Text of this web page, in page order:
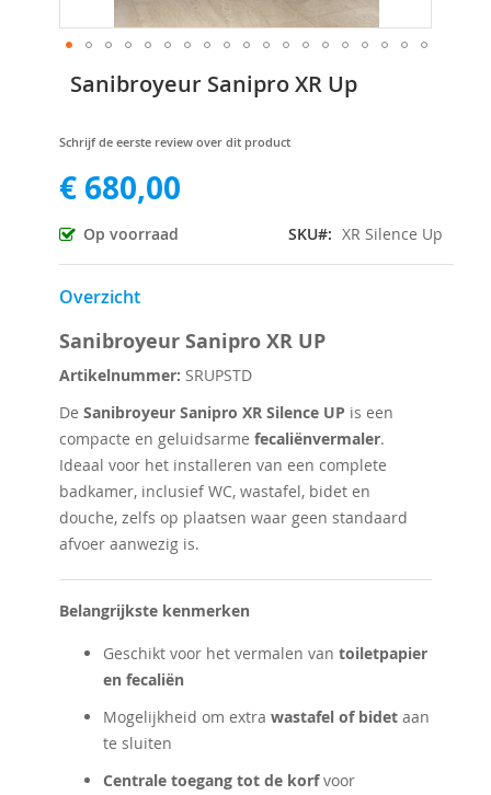
Sanibroyeur Sanipro XR Up
Schrijf de eerste review over dit product
€ 680,00
Op voorraad SKU XR Silence Up
Overzicht
Sanibroyeur Sanipro XR UP
Artikelnummer: SRUPSTD
De Sanibroyeur Sanipro XR Silence UP is een
compacte en geluidsarme fecaliënvermaler.
Ideaal voor het installeren van een complete
badkamer, inclusief WC, wastafel, bidet en
douche, zelfs op plaatsen waar geen standaard
afvoer aanwezig is.
Belangrijkste kenmerken
Geschikt voor het vermalen van toiletpapier
en fecaliën
Mogelijkheid om extra wastafel of bidet aan
te sluiten
Centrale toegang tot de korfvoor
naar
begin
de
afbeeldingen-
gallerij